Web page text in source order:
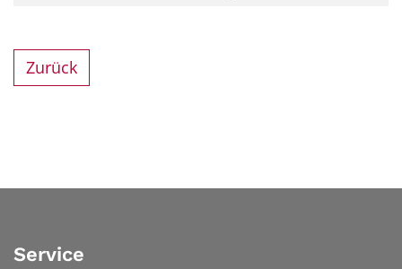
Zurück
Service